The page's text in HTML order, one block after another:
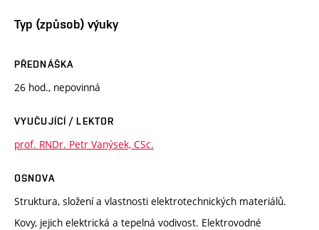
Typ (způsob) výuky
PŘEDNÁŠKA
26 hod., nepovinná
VYUČUJÍCÍ / LEKTOR
prof. RNDr. Petr Vanýsek, CSc.
OSNOVA
Struktura, složení a vlastnosti elektrotechnických materiálů.
Kovy, jejich elektrická a tepelná vodivost. Elektrovodné